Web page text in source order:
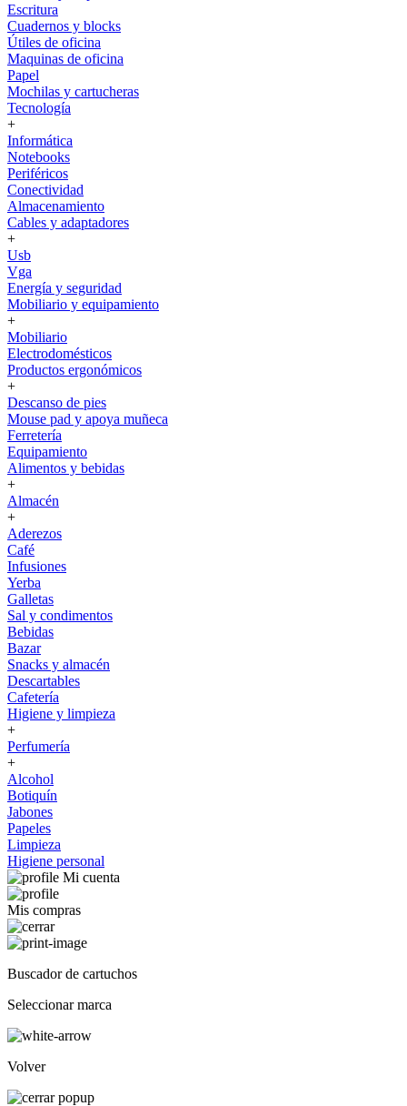
Escritura
Cuadernos y blocks
Útiles de oficina
Maquinas de oficina
Papel
Mochilas y cartucheras
Tecnología
+
Informática
Notebooks
Periféricos
Conectividad
Almacenamiento
Cables y adaptadores
+
Usb
Vga
Energía y seguridad
Mobiliario y equipamiento
+
Mobiliario
Electrodomésticos
Productos ergonómicos
+
Descanso de pies
Mouse pad y apoya muñeca
Ferretería
Equipamiento
Alimentos y bebidas
+
Almacén
+
Aderezos
Café
Infusiones
Yerba
Galletas
Sal y condimentos
Bebidas
Bazar
Snacks y almacén
Descartables
Cafetería
Higiene y limpieza
+
Perfumería
+
Alcohol
Botiquín
Jabones
Papeles
Limpieza
Higiene personal
Mi cuenta
Mis compras
Buscador de cartuchos
Seleccionar marca
Volver